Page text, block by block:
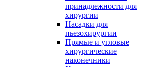
принадлежности для
хирургии
Насадки для
пьезохирургии
Прямые и угловые
хирургические
наконечники